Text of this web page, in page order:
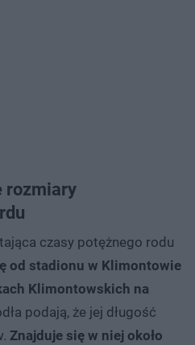
rozmiary
czasy potężnego rodu
od stadionu w Klimontowie
Klimontowskich na
podają, że jej długość
Znajduje się w niej około